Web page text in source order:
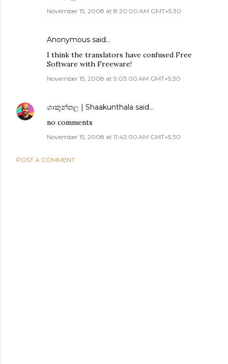
November 15, 2008 at 8:20:00 AM GMT+5:30
Anonymous said…
I think the translators have confused Free
Software with Freeware!
November 15, 2008 at 9:03:00 AM GMT+5:30
ශාකුන්තල | Shaakunthala said…
no comments
November 15, 2008 at 11:42:00 AM GMT+5:30
POST A COMMENT